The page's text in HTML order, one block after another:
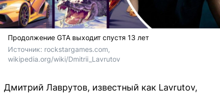
Продолжение GTA выходит спустя 13 лет
Источник: rockstargames.com,
wikipedia.org/wiki/Dmitrii_Lavrutov
Дмитрий Лаврутов, известный как Lavrutov,